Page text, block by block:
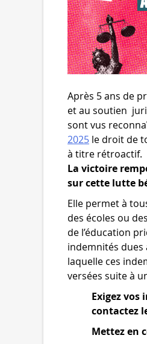
Après 5 ans de
et au soutien
sont vus
2025 le droit de
à titre rétroactif.
La victoire
sur cette lutte
Elle permet à
des écoles ou
de l’éducation
indemnités dues
laquelle ces
versées suite à
Exigez vos
contactez
Mettez en